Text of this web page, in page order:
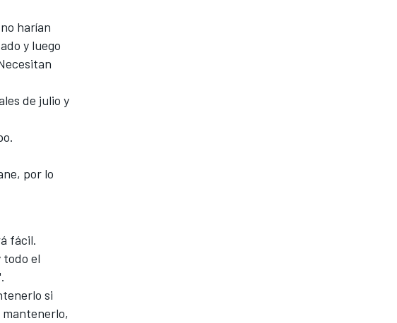
harían
y luego
de julio y
por lo
fácil.
todo el
si